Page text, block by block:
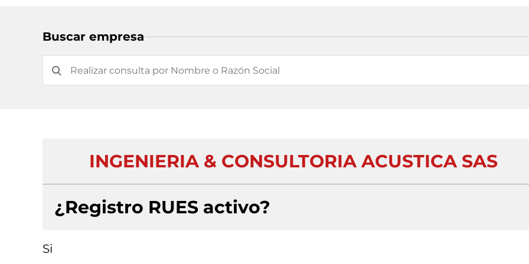
Buscar empresa
INGENIERIA & CONSULTORIA ACUSTICA SAS
¿Registro RUES activo?
Si